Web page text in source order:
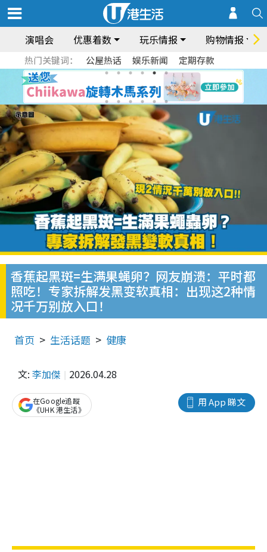
演唱会 优惠着数 玩乐情报 购物情报
热门关键词： 公屋热话 娱乐新闻 定期存款
香蕉起黑斑=生满果蝇卵？网友崩溃：平时都
照吃！专家拆解发黑变软真相：出现这2种情
况千万别放入口！
首页 生活话题 健康
文: 李加傑 2026.04.28
用 App 睇文
在Google追蹤
《UHK 港生活》